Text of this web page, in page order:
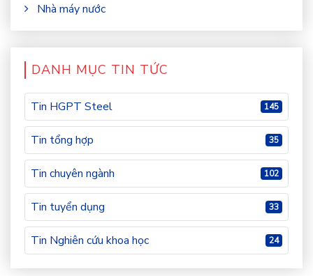
Nhà máy nước
DANH MỤC TIN TỨC
Tin HGPT Steel 145
Tin tổng hợp 35
Tin chuyên ngành 102
Tin tuyển dụng 33
Tin Nghiên cứu khoa học 24